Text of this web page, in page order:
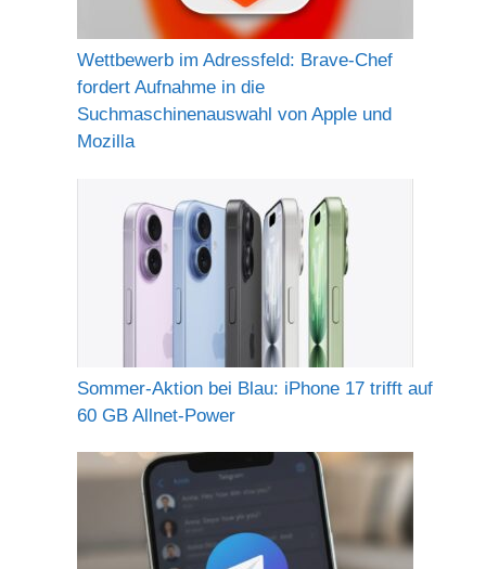
Wettbewerb im Adressfeld: Brave-Chef
fordert Aufnahme in die
Suchmaschinenauswahl von Apple und
Mozilla
Sommer-Aktion bei Blau: iPhone 17 trifft auf
60 GB Allnet-Power